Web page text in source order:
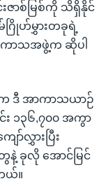
ဇာစ်မြစ်ကို သိရှိနိုင်
ဂြိုဟ်မွှားတခုရဲ့
ကာသအဖွဲ့က ဆိုပါ
က ဒီ အာကာသယာဉ်
၁၃၆,၇၀၀ အကွာ
ာ်လွှားပြီး
ခုလို အောင်မြင်
ယ်။